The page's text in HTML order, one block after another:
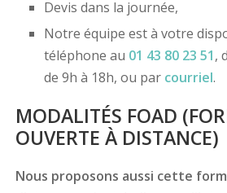
Devis dans la journée,
Notre équipe est à votre
téléphone au 01 43 80 23 51,
de 9h à 18h, ou par courriel.
MODALITÉS FOAD
OUVERTE À DISTANCE)
Nous proposons aussi cette